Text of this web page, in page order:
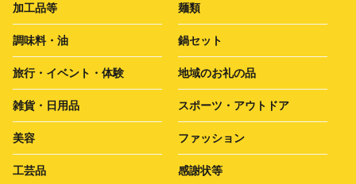
加工品等 麺類
調味料・油 鍋セット
旅行・イベント・体験 地域のお礼の品
雑貨・日用品 スポーツ・アウトドア
美容 ファッション
工芸品 感謝状等